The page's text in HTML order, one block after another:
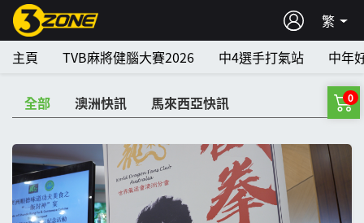
繁
主頁
TVB麻將健腦大賽2026 中4選手打氣站 中年
全部 澳洲快訊 馬來西亞快訊 0